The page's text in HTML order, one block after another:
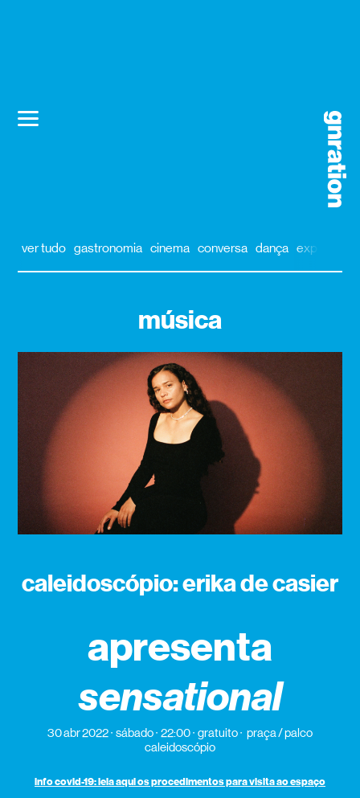
ver tudo gastronomia cinema conversa dança exposição
música
caleidoscópio: erika de casier
apresenta
sensational
30 abr 2022 sábado 22:00 gratuito
praça / palco
caleidoscópio
info covid-19: leia aqui os procedimentos para visita ao espaço